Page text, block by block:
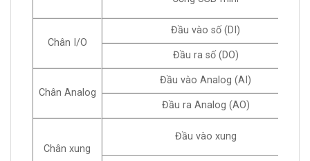
Chân I/O
Đầu vào số (DI)
Đầu ra số (DO)
Chân Analog
Đầu vào Analog (AI)
Đầu ra Analog (AO)
Chân xung
Đầu vào xung